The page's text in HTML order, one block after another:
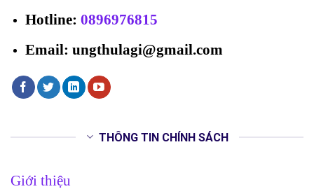
Hotline: 0896976815
Email: ungthulagi@gmail.com
THÔNG TIN CHÍNH SÁCH
Giới thiệu